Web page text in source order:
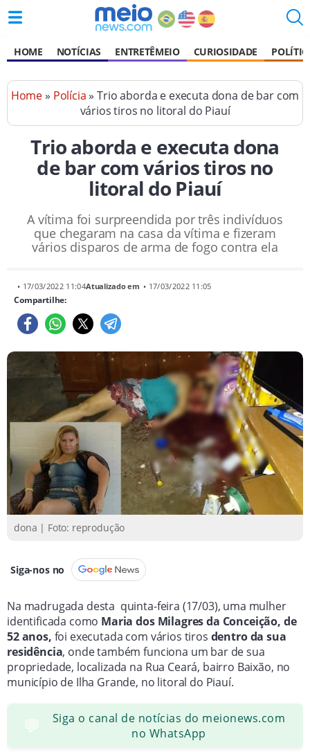
HOME NOTÍCIAS ENTRETÊMEIO CURIOSIDADE
Home» Polícia» Trio aborda e executa dona de bar com
vários tiros no litoral do Piauí
Trio aborda e executa dona
de bar com vários tiros no
litoral do Piauí
A vítima foi surpreendida por três indivíduos
que chegaram na casa da vítima e fizeram
vários disparos de arma de fogo contra ela
• 17/03/2022 11:04Atualizado em • 17/03/2022 11:05
Compartilhe:
dona | Foto: reprodução
Siga-nos no
Na madrugada desta quinta-feira (17/03), uma mulher
identificada como Maria dos Milagres da Conceição, de
52 anos, foi executada com vários tiros dentro da sua
residência, onde também funciona um bar de sua
propriedade, localizada na Rua Ceará, bairro Baixão, no
município de Ilha Grande, no litoral do Piauí.
💬
Siga o canal de notícias do meionews.com
no WhatsApp